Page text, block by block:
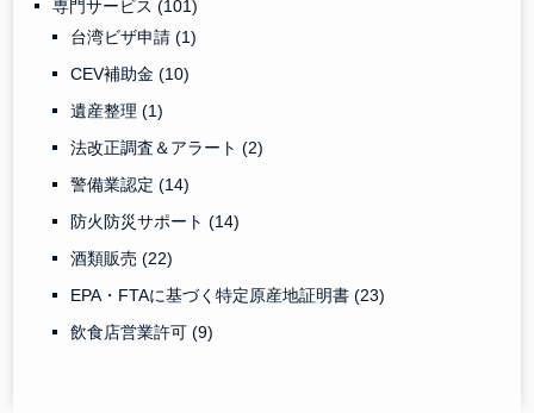
専門サービス(101)
台湾ビザ申請(1)
CEV補助金(10)
遺産整理(1)
法改正調査＆アラート(2)
警備業認定(14)
防火防災サポート(14)
酒類販売(22)
EPA・FTAに基づく特定原産地証明書(23)
飲食店営業許可(9)